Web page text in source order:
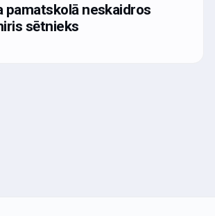
pamatskolā neskaidros
sētnieks